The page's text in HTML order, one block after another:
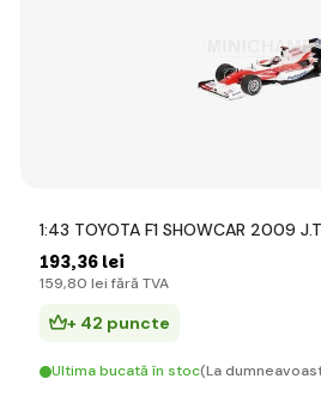
1:43 TOYOTA F1 SHOWCAR 2009
193,36 lei
159,80 lei fără TVA
+ 42 puncte
Ultima bucată în stoc(La